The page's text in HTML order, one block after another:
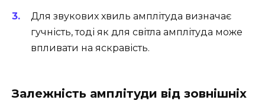
Для звукових хвиль амплітуда визначає
гучність, тоді як для світла амплітуда може
впливати на яскравість.
Залежність амплітуди від зовнішніх